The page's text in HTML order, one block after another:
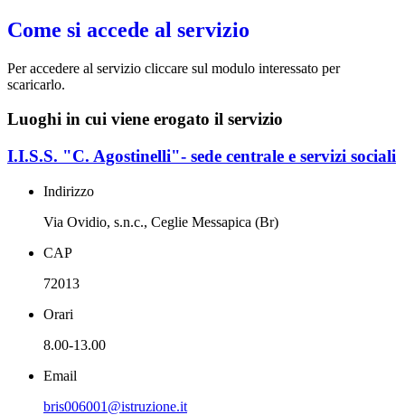
Come si accede al servizio
Per accedere al servizio cliccare sul modulo interessato per
scaricarlo.
Luoghi in cui viene erogato il servizio
I.I.S.S. "C. Agostinelli"- sede centrale e servizi sociali
Indirizzo
Via Ovidio, s.n.c., Ceglie Messapica (Br)
CAP
72013
Orari
8.00-13.00
Email
bris006001@istruzione.it